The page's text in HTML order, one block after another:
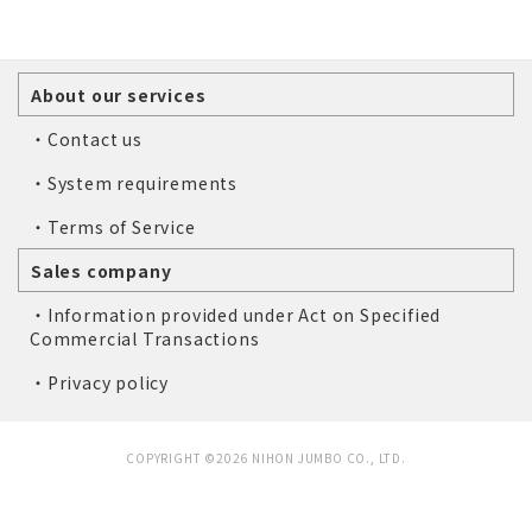
About our services
・Contact us
・System requirements
・Terms of Service
Sales company
・Information provided under Act on Specified
Commercial Transactions
・Privacy policy
COPYRIGHT ©2026 NIHON JUMBO CO., LTD.